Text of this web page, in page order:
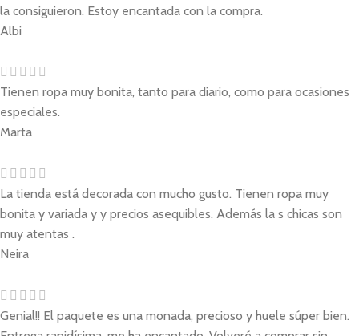
la consiguieron. Estoy encantada con la compra.
Albi
Tienen ropa muy bonita, tanto para diario, como para ocasiones
especiales.
Marta
La tienda está decorada con mucho gusto. Tienen ropa muy
bonita y variada y y precios asequibles. Además la s chicas son
muy atentas .
Neira
Genial!! El paquete es una monada, precioso y huele súper bien.